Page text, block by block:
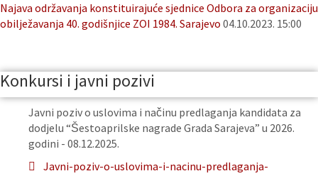
Najava održavanja konstituirajuće sjednice Odbora za organizaciju
obilježavanja 40. godišnjice ZOI 1984. Sarajevo 04.10.2023. 15:00
Konkursi i javni pozivi
Javni poziv o uslovima i načinu predlaganja kandidata za
dodjelu “Šestoaprilske nagrade Grada Sarajeva” u 2026.
godini - 08.12.2025.
Javni-poziv-o-uslovima-i-nacinu-predlaganja-